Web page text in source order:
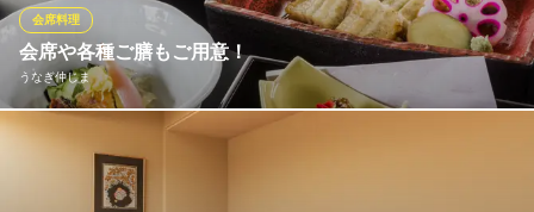
北味処 福丸
道産板前料理
地下鉄南北線すすきの駅 徒歩3分
北海道札幌市中央区南5条西4-13-14
会席や各種ご膳もご用意！
うなぎ仲じま
会席料理
くしの白木箱は、開けてびっくりお楽しみ。オーソドックスな、
かば焼き、しら焼き、うな重。美味しいタレの香りに誘われま